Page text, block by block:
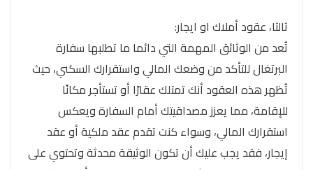
ثالثا، عقود أملاك او ايجار:
تُعد من الوثائق المهمة التي دائما ما تطلبها سفارة
البرتغال للتأكد من وضعك المالي واستقرارك السكني، حيث
تُظهر هذه العقود أنك تمتلك عقارًا أو تستأجر مكانًا
للإقامة، مما يعزز مصداقيتك أمام السفارة ويعكس
استقرارك المالي، وسواء كنت تقدم عقد ملكية أو عقد
إيجار، فقد يجب عليك أن تكون الوثيقة محدثة وتحتوي على